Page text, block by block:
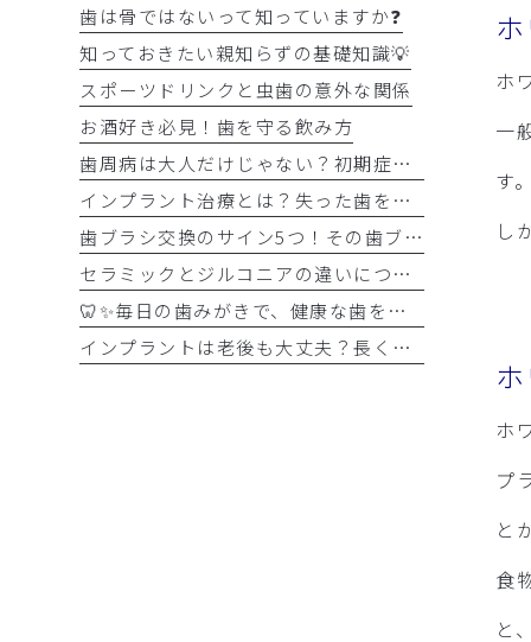
ホ
一
す
し
ホ
プ
と
食
と
歯は骨ではないって知っていますか❓
知っておきたい親知らずの基礎知識💡
スポーツドリンクと虫歯の意外な関係
お酒好き必見！歯を守る飲み方
歯周病は大人だけじゃない？初期症状をチェック
インプラント治療とは？失った歯を補う選択肢を正しく知りましょう！！
歯ブラシ交換のサイン5つ！その歯ブラシ、まだ使っていませんか？🪥
セラミックとジルコニアの違いについて解説！！
🦷✨毎日の歯みがきで、健康な歯を守りましょう✨🪥
インプラントは老後も大丈夫？長く快適に使うためのポイントと知っておきたい注意点を詳しく解説